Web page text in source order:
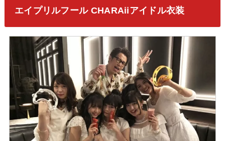
エイプリルフール CHARAiiアイドル衣装